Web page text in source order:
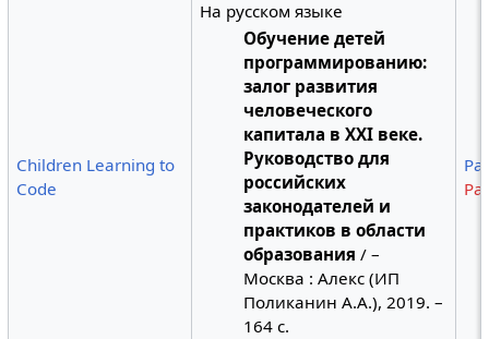
Children Learning to
Code
На русском языке
Обучение детей
программированию:
залог развития
человеческого
капитала в XXI веке.
Руководство для
российских
законодателей и
практиков в области
образования / –
Москва : Алекс (ИП
Поликанин А.А.), 2019. –
164 с.